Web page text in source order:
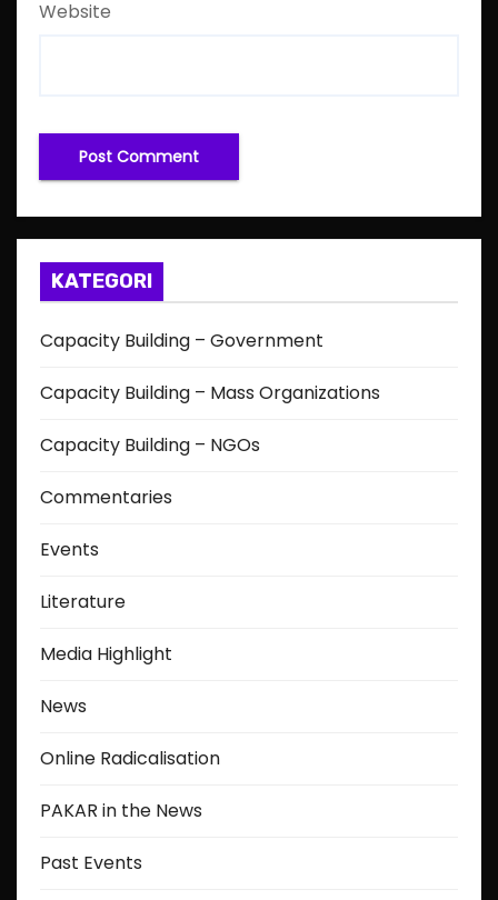
Website
KATEGORI
Capacity Building – Government
Capacity Building – Mass Organizations
Capacity Building – NGOs
Commentaries
Events
Literature
Media Highlight
News
Online Radicalisation
PAKAR in the News
Past Events